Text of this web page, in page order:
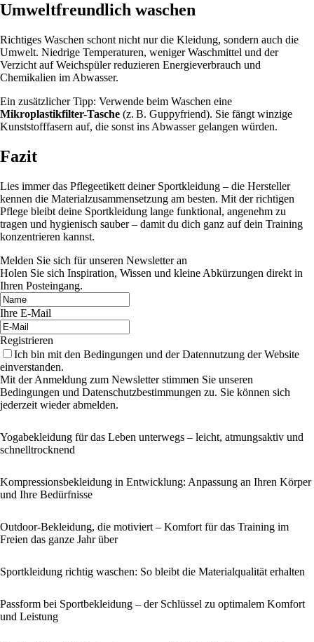
Umweltfreundlich waschen
Richtiges Waschen schont nicht nur die Kleidung, sondern auch die
Umwelt. Niedrige Temperaturen, weniger Waschmittel und der
Verzicht auf Weichspüler reduzieren Energieverbrauch und
Chemikalien im Abwasser.
Ein zusätzlicher Tipp: Verwende beim Waschen eine
Mikroplastikfilter-Tasche (z. B. Guppyfriend). Sie fängt winzige
Kunststofffasern auf, die sonst ins Abwasser gelangen würden.
Fazit
Lies immer das Pflegeetikett deiner Sportkleidung – die Hersteller
kennen die Materialzusammensetzung am besten. Mit der richtigen
Pflege bleibt deine Sportkleidung lange funktional, angenehm zu
tragen und hygienisch sauber – damit du dich ganz auf dein Training
konzentrieren kannst.
Melden Sie sich für unseren Newsletter an
Holen Sie sich Inspiration, Wissen und kleine Abkürzungen direkt in
Ihren Posteingang.
Ihre E-Mail
Registrieren
Ich bin mit den Bedingungen und der Datennutzung der Website
einverstanden.
Mit der Anmeldung zum Newsletter stimmen Sie unseren
Bedingungen und Datenschutzbestimmungen zu. Sie können sich
jederzeit wieder abmelden.
Yogabekleidung für das Leben unterwegs – leicht, atmungsaktiv und
schnelltrocknend
Kompressionsbekleidung in Entwicklung: Anpassung an Ihren Körper
und Ihre Bedürfnisse
Outdoor-Bekleidung, die motiviert – Komfort für das Training im
Freien das ganze Jahr über
Sportkleidung richtig waschen: So bleibt die Materialqualität erhalten
Passform bei Sportbekleidung – der Schlüssel zu optimalem Komfort
und Leistung